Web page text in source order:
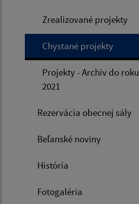
Zrealizované projekty
Chystané projekty
Projekty - Archív do roku
2021
Rezervácia obecnej sály
Beľanské noviny
História
Fotogaléria